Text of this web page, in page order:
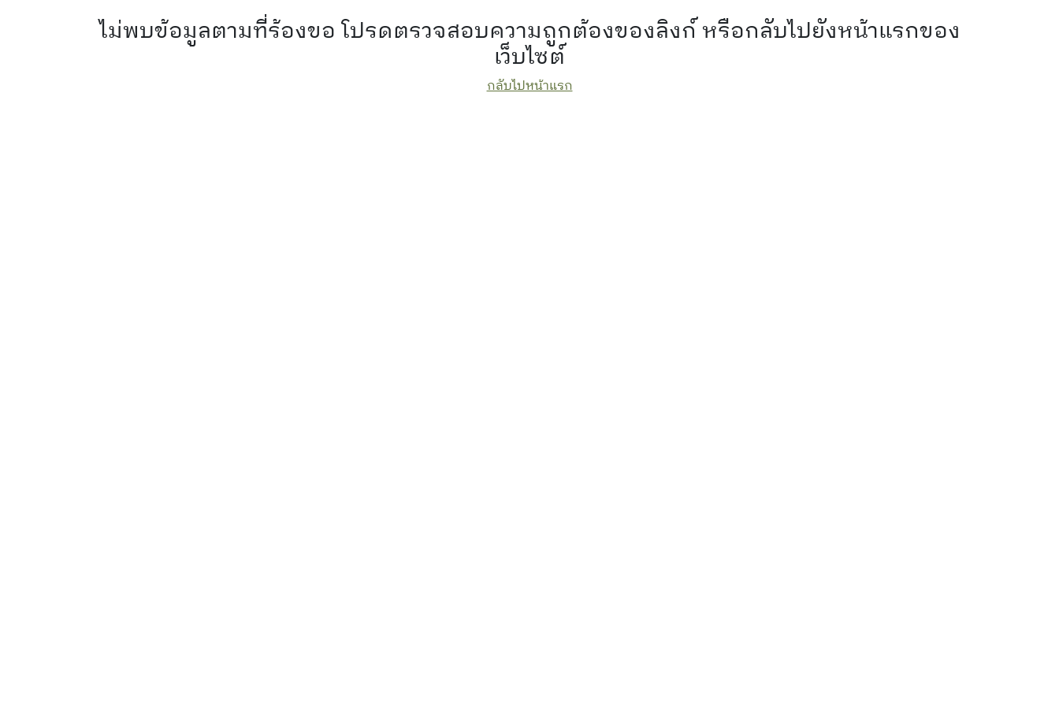
ไม่พบข้อมูลตามที่ร้องขอ โปรดตรวจสอบความถูกต้องของลิงก์ หรือกลับไปยังหน้าแรกของ
เว็บไซต์
กลับไปหน้าแรก